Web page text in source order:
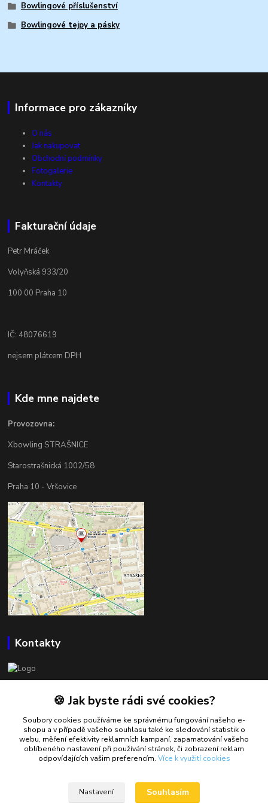
Bowlingové příslušenství
Bowlingové tejpy a pásky
Informace pro zákazníky
O nás
Jak nakupovat
Obchodní podmínky
Fotogalerie
Kontakty
Fakturační údaje
Petr Mráček
Volyňská 933/20
100 00 Praha 10
IČ: 48076619
nejsem plátcem DPH
Kde mne najdete
Provozovna:
Xbowling STRAŠNICE
Starostrašnická 1002/58
Praha 10 - Vršovice
Kontakty
Petr Mráček
+420 602 549 946
petrmracek@bowlshop.cz
🍪 Jak byste rádi své cookies?
Soubory cookies používáme ke správnému fungování našeho e-
shopu a v případě vašeho souhlasu také ke sledování statistik o
webu, měření efektivity reklamních kampaní, zapamatování vašeho
oblíbeného nastavení při používání stránek, či zobrazení reklam
odpovídajících vašim preferencím. Více k využití cookies
Nastavení Souhlasím